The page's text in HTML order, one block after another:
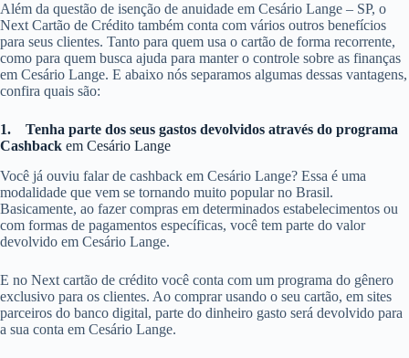
Além da questão de isenção de anuidade em Cesário Lange – SP, o
Next Cartão de Crédito também conta com vários outros benefícios
para seus clientes. Tanto para quem usa o cartão de forma recorrente,
como para quem busca ajuda para manter o controle sobre as finanças
em Cesário Lange. E abaixo nós separamos algumas dessas vantagens,
confira quais são:
1.
Tenha parte dos seus gastos devolvidos através do programa
Cashback em Cesário Lange
Você já ouviu falar de cashback em Cesário Lange? Essa é uma
modalidade que vem se tornando muito popular no Brasil.
Basicamente, ao fazer compras em determinados estabelecimentos ou
com formas de pagamentos específicas, você tem parte do valor
devolvido em Cesário Lange.
E no Next cartão de crédito você conta com um programa do gênero
exclusivo para os clientes. Ao comprar usando o seu cartão, em sites
parceiros do banco digital, parte do dinheiro gasto será devolvido para
a sua conta em Cesário Lange.